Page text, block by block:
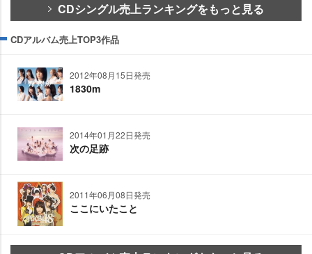
CDシングル売上ランキングをもっと見る
CDアルバム売上TOP3作品
2012年08月15日発売
1830m
2014年01月22日発売
次の足跡
2011年06月08日発売
ここにいたこと